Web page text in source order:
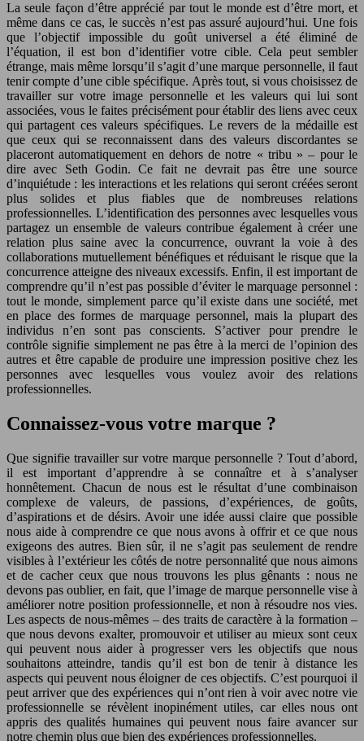
La seule façon d’être apprécié par tout le monde est d’être mort, et
même dans ce cas, le succès n’est pas assuré aujourd’hui. Une fois
que l’objectif impossible du goût universel a été éliminé de
l’équation, il est bon d’identifier votre cible. Cela peut sembler
étrange, mais même lorsqu’il s’agit d’une marque personnelle, il faut
tenir compte d’une cible spécifique. Après tout, si vous choisissez de
travailler sur votre image personnelle et les valeurs qui lui sont
associées, vous le faites précisément pour établir des liens avec ceux
qui partagent ces valeurs spécifiques. Le revers de la médaille est
que ceux qui se reconnaissent dans des valeurs discordantes se
placeront automatiquement en dehors de notre « tribu » – pour le
dire avec Seth Godin. Ce fait ne devrait pas être une source
d’inquiétude : les interactions et les relations qui seront créées seront
plus solides et plus fiables que de nombreuses relations
professionnelles. L’identification des personnes avec lesquelles vous
partagez un ensemble de valeurs contribue également à créer une
relation plus saine avec la concurrence, ouvrant la voie à des
collaborations mutuellement bénéfiques et réduisant le risque que la
concurrence atteigne des niveaux excessifs. Enfin, il est important de
comprendre qu’il n’est pas possible d’éviter le marquage personnel :
tout le monde, simplement parce qu’il existe dans une société, met
en place des formes de marquage personnel, mais la plupart des
individus n’en sont pas conscients. S’activer pour prendre le
contrôle signifie simplement ne pas être à la merci de l’opinion des
autres et être capable de produire une impression positive chez les
personnes avec lesquelles vous voulez avoir des relations
professionnelles.
Connaissez-vous votre marque ?
Que signifie travailler sur votre marque personnelle ? Tout d’abord,
il est important d’apprendre à se connaître et à s’analyser
honnêtement. Chacun de nous est le résultat d’une combinaison
complexe de valeurs, de passions, d’expériences, de goûts,
d’aspirations et de désirs. Avoir une idée aussi claire que possible
nous aide à comprendre ce que nous avons à offrir et ce que nous
exigeons des autres. Bien sûr, il ne s’agit pas seulement de rendre
visibles à l’extérieur les côtés de notre personnalité que nous aimons
et de cacher ceux que nous trouvons les plus gênants : nous ne
devons pas oublier, en fait, que l’image de marque personnelle vise à
améliorer notre position professionnelle, et non à résoudre nos vies.
Les aspects de nous-mêmes – des traits de caractère à la formation –
que nous devons exalter, promouvoir et utiliser au mieux sont ceux
qui peuvent nous aider à progresser vers les objectifs que nous
souhaitons atteindre, tandis qu’il est bon de tenir à distance les
aspects qui peuvent nous éloigner de ces objectifs. C’est pourquoi il
peut arriver que des expériences qui n’ont rien à voir avec notre vie
professionnelle se révèlent inopinément utiles, car elles nous ont
appris des qualités humaines qui peuvent nous faire avancer sur
notre chemin plus que bien des expériences professionnelles.